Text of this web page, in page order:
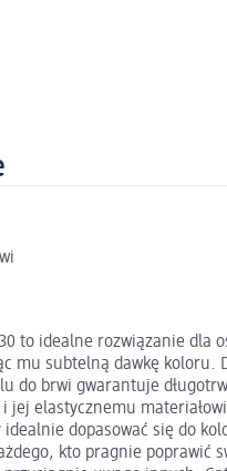
to idealne rozwiązanie dla
mu subtelną dawkę
do brwi gwarantuje
elastycznemu
dopasować się do
kto pragnie poprawić